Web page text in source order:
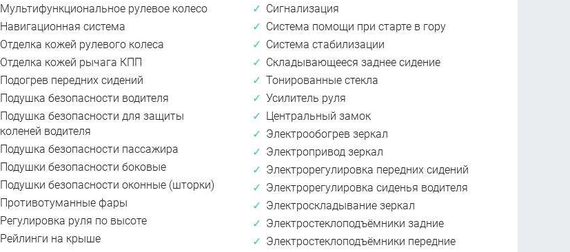
Мультифункциональное рулевое колесо
Навигационная система
Отделка кожей рулевого колеса
Отделка кожей рычага КПП
Подогрев передних сидений
Подушка безопасности водителя
Подушка безопасности для защиты
коленей водителя
Подушка безопасности пассажира
Подушки безопасности боковые
Подушки безопасности оконные (шторки)
Противотуманные фары
Регулировка руля по высоте
Рейлинги на крыше
Сигнализация
Система помощи при старте в гору
Система стабилизации
Складывающееся заднее сидение
Тонированные стекла
Усилитель руля
Центральный замок
Электрообогрев зеркал
Электропривод зеркал
Электрорегулировка передних сидений
Электрорегулировка сиденья водителя
Электроскладывание зеркал
Электростеклоподъёмники задние
Электростеклоподъёмники передние